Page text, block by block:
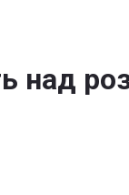
над